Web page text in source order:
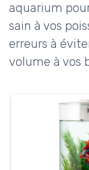
aquarium
sain à vos
erreurs à
volume à vos